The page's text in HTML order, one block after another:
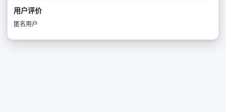
用户评价
匿名用户